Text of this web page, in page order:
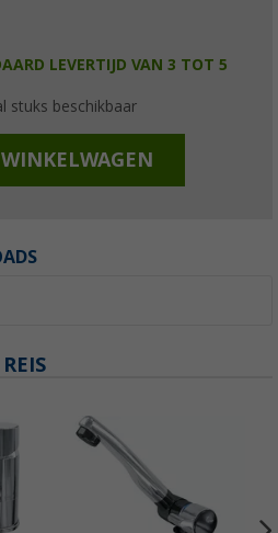
LEVERTIJD VAN 3 TOT 5
stuks beschikbaar